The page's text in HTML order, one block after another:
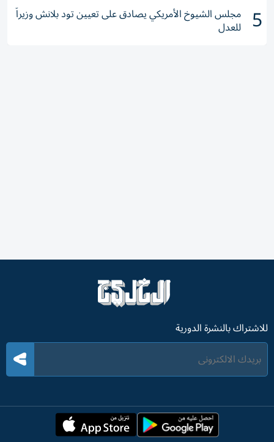
5 مجلس الشيوخ الأمريكي يصادق على تعيين تود بلانش وزيراً
للعدل
للاشتراك بالنشرة الدورية